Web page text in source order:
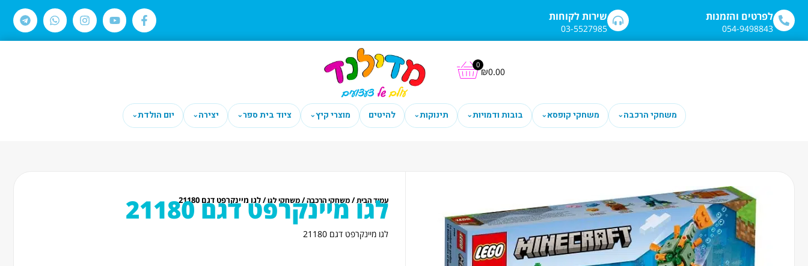
שירות לקוחות
03-5527985
לפרטים והזמנות
054-9498843
₪0.00
0
משחקי הרכבה⌄ משחקי קופסא⌄ בובות ודמויות⌄ תינוקות⌄ להיטים מוצרי קיץ⌄ ציוד בית ספר⌄ יצירה⌄ יום הולדת⌄
עמוד הבית/משחקי הרכבה/משחקי לגו/ לגו מיינקרפט דגם 21180
לגו מיינקרפט דגם 21180
לגו מיינקרפט דגם 21180